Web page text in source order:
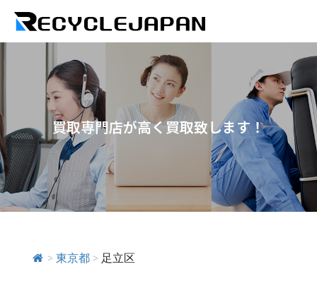
買取専門店が高く買取致します！
> 東京都 > 足立区